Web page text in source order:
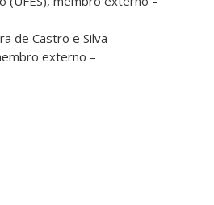
de Castro e Silva
externo –